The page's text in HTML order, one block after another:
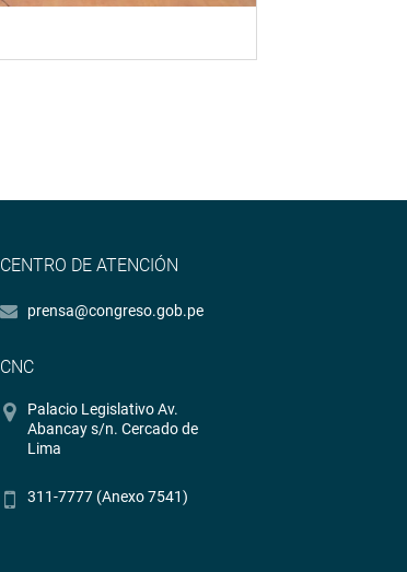
CENTRO DE ATENCIÓN
prensa@congreso.gob.pe
CNC
Palacio Legislativo Av.
Abancay s/n. Cercado de
Lima
311-7777 (Anexo 7541)